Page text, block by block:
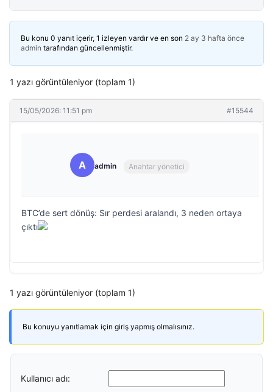
Bu konu 0 yanıt içerir, 1 izleyen vardır ve en son 2 ay 3 hafta önce
admin tarafından güncellenmiştir.
1 yazı görüntüleniyor (toplam 1)
15/05/2026: 11:51 pm #15544
A admin Anahtar yönetici
BTC’de sert dönüş: Sır perdesi aralandı, 3 neden ortaya
çıktı
1 yazı görüntüleniyor (toplam 1)
Bu konuyu yanıtlamak için giriş yapmış olmalısınız.
Kullanıcı adı: